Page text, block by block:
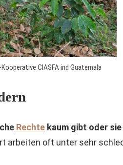
CIASFA ind Guatemala
Rechte kaum gibt oder
arbeiten oft unter sehr